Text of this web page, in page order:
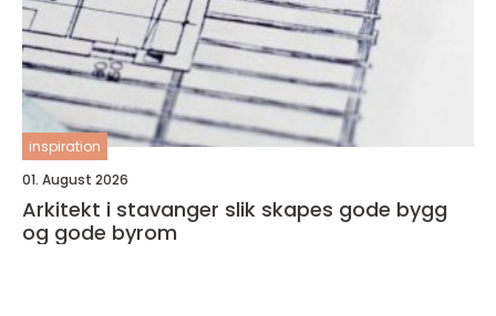
inspiration
01. August 2026
Arkitekt i stavanger slik skapes gode bygg
og gode byrom